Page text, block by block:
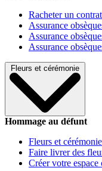
Racheter un
Assurance
Assurance
Assurance
Fleurs et cérémonie
Hommage au défunt
Fleurs et
Faire livrer des
Créer votre espace